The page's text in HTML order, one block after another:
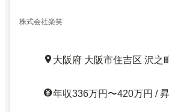
株式会社楽笑
大阪府 大阪市住吉区 沢之
年収336万円〜420万円 /